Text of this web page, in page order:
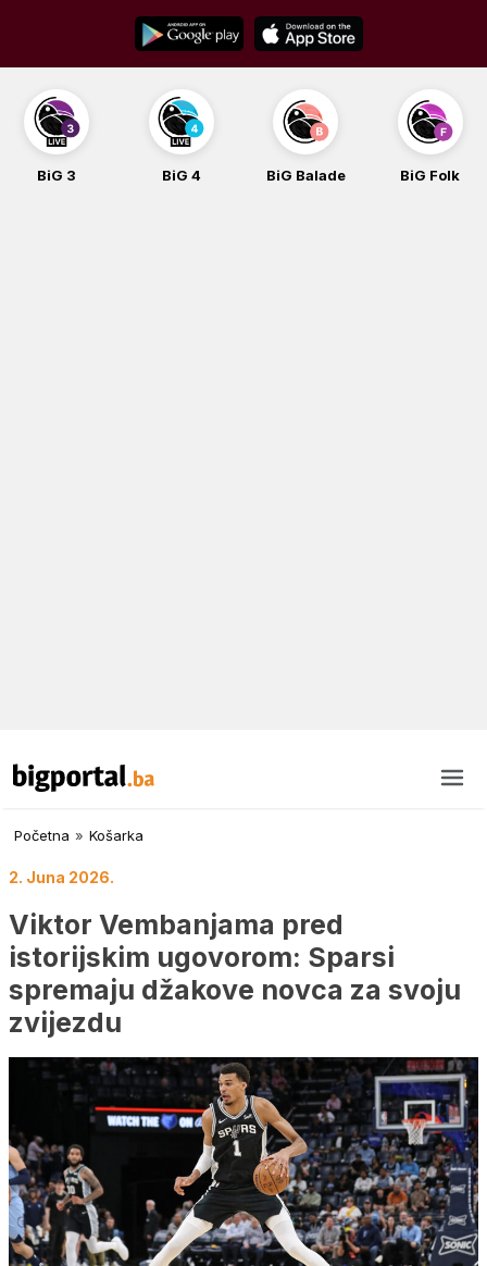
content
BiG 3 BiG 4 BiG Balade BiG Folk
Početna » Košarka
2. Juna 2026.
Viktor Vembanjama pred
istorijskim ugovorom: Sparsi
spremaju džakove novca za svoju
zvijezdu